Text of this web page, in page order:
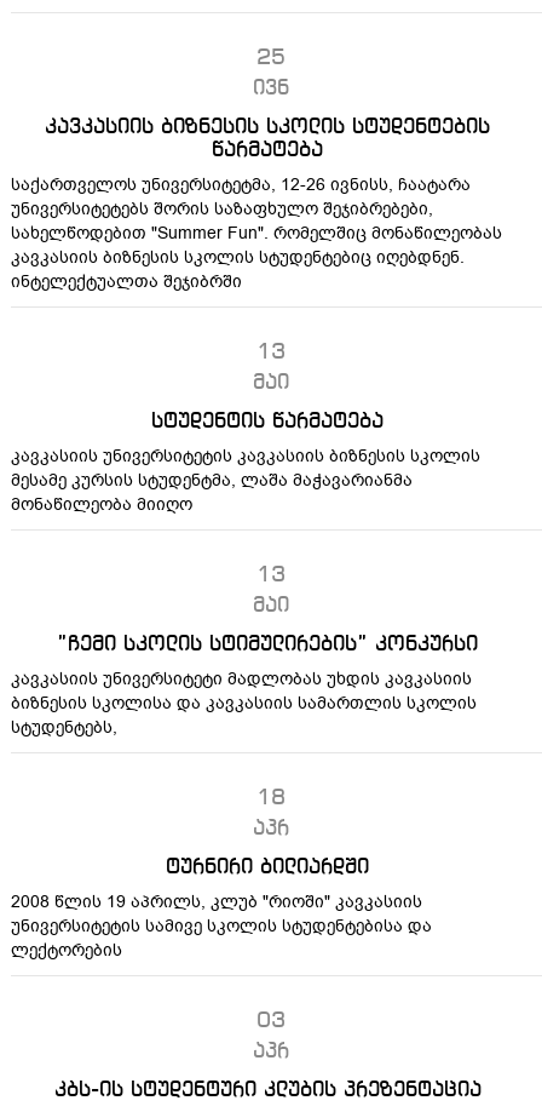
25
ივნ
კავკასიის ბიზნესის სკოლის სტუდენტების
წარმატება
საქართველოს უნივერსიტეტმა, 12-26 ივნისს, ჩაატარა
უნივერსიტეტებს შორის საზაფხულო შეჯიბრებები,
სახელწოდებით "Summer Fun". რომელშიც მონაწილეობას
კავკასიის ბიზნესის სკოლის სტუდენტებიც იღებდნენ.
ინტელექტუალთა შეჯიბრში
13
მაი
სტუდენტის წარმატება
კავკასიის უნივერსიტეტის კავკასიის ბიზნესის სკოლის
მესამე კურსის სტუდენტმა, ლაშა მაჭავარიანმა
მონაწილეობა მიიღო
13
მაი
”ჩემი სკოლის სტიმულირების” კონკურსი
კავკასიის უნივერსიტეტი მადლობას უხდის კავკასიის
ბიზნესის სკოლისა და კავკასიის სამართლის სკოლის
სტუდენტებს,
18
აპრ
ტურნირი ბილიარდში
2008 წლის 19 აპრილს, კლუბ "რიოში" კავკასიის
უნივერსიტეტის სამივე სკოლის სტუდენტებისა და
ლექტორების
03
აპრ
კბს-ის სტუდენტური კლუბის პრეზენტაცია